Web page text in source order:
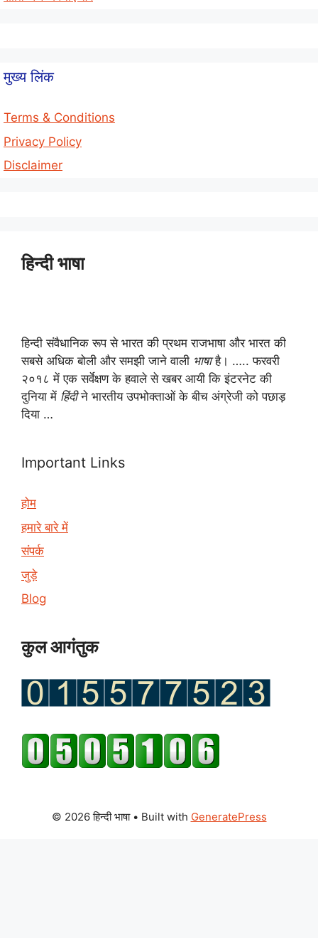
मुख्य लिंक
Terms & Conditions
Privacy Policy
Disclaimer
हिन्दी भाषा
हिन्दी संवैधानिक रूप से भारत की प्रथम राजभाषा और भारत की
सबसे अधिक बोली और समझी जाने वाली भाषाहै। ….. फरवरी
२०१८ में एक सर्वेक्षण के हवाले से खबर आयी कि इंटरनेट की
दुनिया में हिंदीने भारतीय उपभोक्ताओं के बीच अंग्रेजी को पछाड़
दिया …
Important Links
होम
हमारे बारे में
संपर्क
जुड़े
Blog
कुल आगंतुक
© 2026 हिन्दी भाषा• Built with GeneratePress